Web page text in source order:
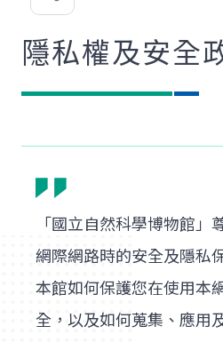
歡
隱私權及安全
「國立自然科學博物館」
網際網路時的安全及隱私
本館如何保護您在使用本
全，以及如何蒐集、應用